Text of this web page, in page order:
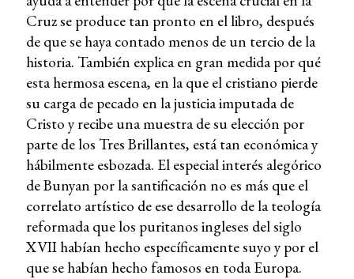
Cruz se produce tan pronto en el libro, después
de que se haya contado menos de un tercio de la
historia. También explica en gran medida por qué
esta hermosa escena, en la que el cristiano pierde
su carga de pecado en la justicia imputada de
Cristo y recibe una muestra de su elección por
parte de los Tres Brillantes, está tan económica y
hábilmente esbozada. El especial interés alegórico
de Bunyan por la santificación no es más que el
correlato artístico de ese desarrollo de la teología
reformada que los puritanos ingleses del siglo
XVII habían hecho específicamente suyo y por el
que se habían hecho famosos en toda Europa.